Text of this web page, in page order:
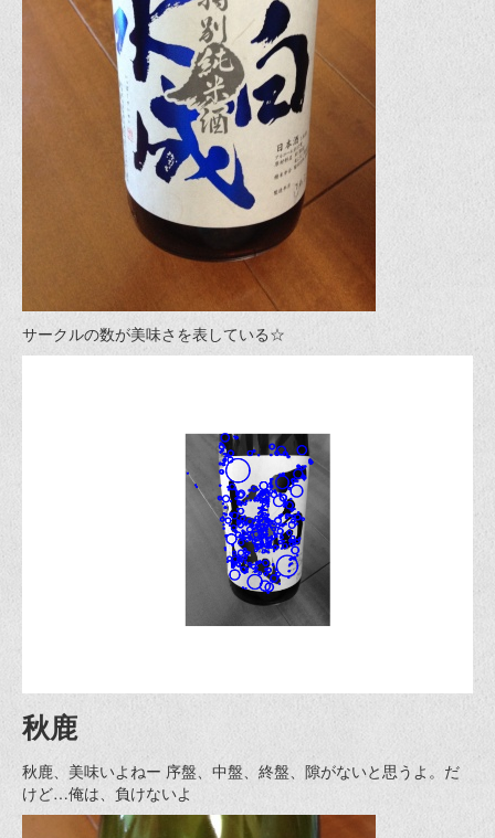
サークルの数が美味さを表している☆
秋鹿
秋鹿、美味いよねー 序盤、中盤、終盤、隙がないと思うよ。だ
けど…俺は、負けないよ